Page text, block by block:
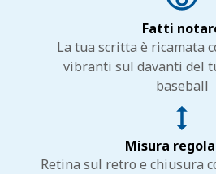
Fatti
La tua scritta è ricamata
vibranti sul davanti del
baseball
Misura
Retina sul retro e chiusura